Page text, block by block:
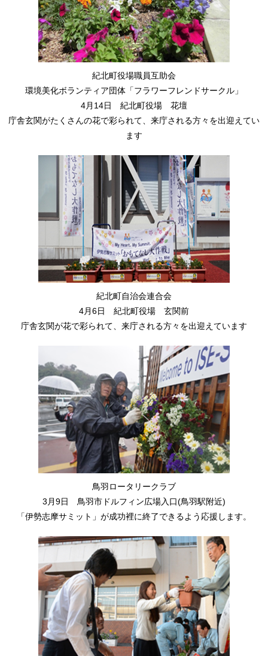
紀北町役場職員互助会
環境美化ボランティア団体「フラワーフレンドサークル」
4月14日 紀北町役場 花壇
庁舎玄関がたくさんの花で彩られて、来庁される方々を出迎えてい
ます
紀北町自治会連合会
4月6日 紀北町役場 玄関前
庁舎玄関が花で彩られて、来庁される方々を出迎えています
鳥羽ロータリークラブ
3月9日 鳥羽市ドルフィン広場入口(鳥羽駅附近)
「伊勢志摩サミット」が成功裡に終了できるよう応援します。